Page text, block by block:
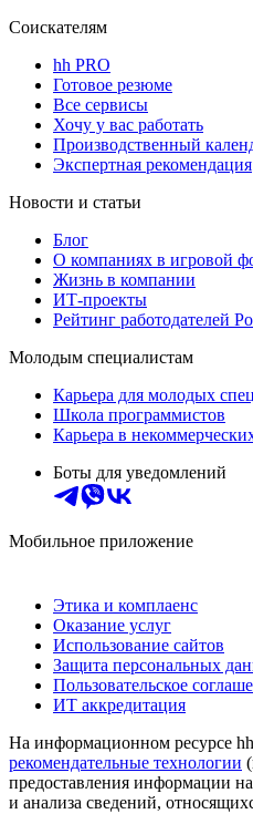
Соискателям
hh PRO
Готовое резюме
Все сервисы
Хочу у вас работать
Производственный
Экспертная рекомендация
Новости и статьи
Блог
О компаниях в игровой
Жизнь в компании
ИТ-проекты
Рейтинг работодателей
Молодым специалистам
Карьера для молодых
Школа программистов
Карьера в
Боты для уведомлений
Мобильное приложение
Этика и комплаенс
Оказание услуг
Использование сайтов
Защита персональных
Пользовательское
ИТ аккредитация
На информационном ресурсе
рекомендательные технологии
предоставления информации
и анализа сведений,